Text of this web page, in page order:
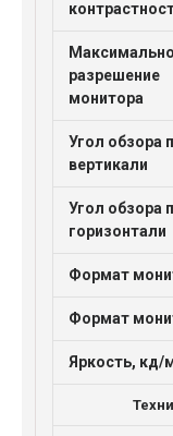
разрешение
монитора
Угол обзора
вертикали
Угол обзора
горизонтали
Формат
Формат
Яркость, кд/